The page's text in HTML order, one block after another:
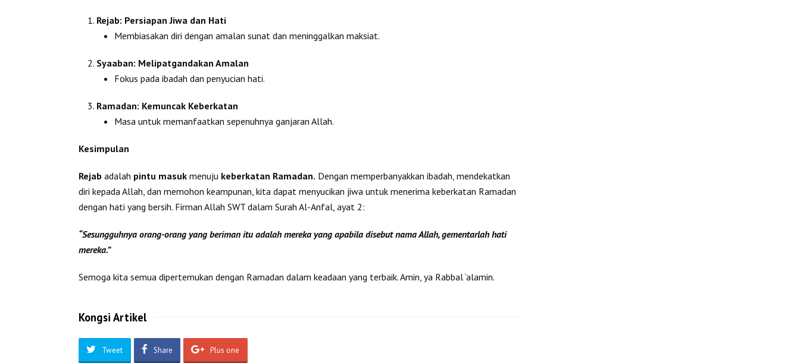
Rejab: Persiapan Jiwa dan Hati
Membiasakan diri dengan amalan sunat dan meninggalkan maksiat.
Syaaban: Melipatgandakan Amalan
Fokus pada ibadah dan penyucian hati.
Ramadan: Kemuncak Keberkatan
Masa untuk memanfaatkan sepenuhnya ganjaran Allah.
Kesimpulan
Rejab adalah pintu masuk menuju keberkatan Ramadan. Dengan memperbanyakkan ibadah, mendekatkan
diri kepada Allah, dan memohon keampunan, kita dapat menyucikan jiwa untuk menerima keberkatan Ramadan
dengan hati yang bersih. Firman Allah SWT dalam Surah Al-Anfal, ayat 2:
“Sesungguhnya orang-orang yang beriman itu adalah mereka yang apabila disebut nama Allah, gementarlah hati
mereka.”
Semoga kita semua dipertemukan dengan Ramadan dalam keadaan yang terbaik. Amin, ya Rabbal ‘alamin.
Kongsi Artikel
Tweet Share Plus one